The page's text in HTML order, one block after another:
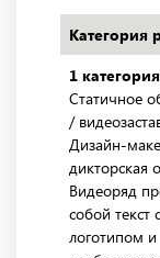
Категория
1 категория
Статичное
/
Дизайн-
дикторская
Видеоряд
собой текст с
логотипом и